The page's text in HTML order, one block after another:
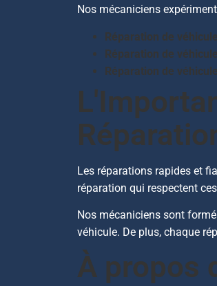
Nos mécaniciens
Réparation de
Réparation de
Réparation de
Les réparations rapides et
réparation qui respectent
Nos mécaniciens sont
véhicule. De plus, chaque
À propos